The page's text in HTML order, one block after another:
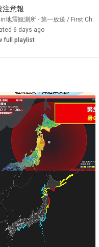
注意報
地震観測所 - 第一放送 / First Ch.
6 days ago
full playlist